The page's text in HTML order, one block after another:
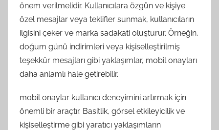
önem verilmelidir. Kullanıcılara özgün ve kişiye
özel mesajlar veya teklifler sunmak, kullanıcıların
ilgisini çeker ve marka sadakati oluşturur. Örneğin,
doğum günü indirimleri veya kişiselleştirilmiş
teşekkür mesajları gibi yaklaşımlar, mobil onayları
daha anlamlı hale getirebilir.
mobil onaylar kullanıcı deneyimini artırmak için
önemli bir araçtır. Basitlik, görsel etkileyicilik ve
kişiselleştirme gibi yaratıcı yaklaşımların